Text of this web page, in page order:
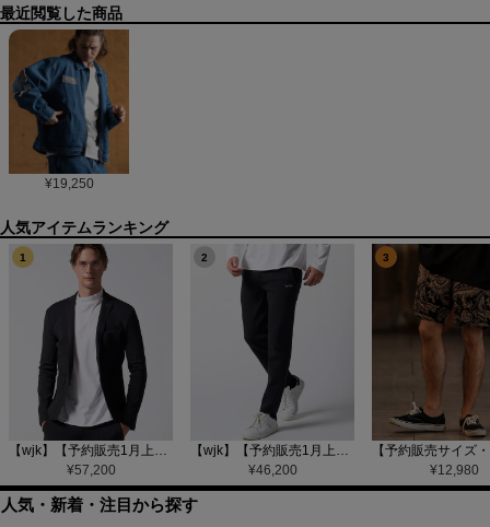
最近閲覧した商品
¥19,250
1
【wjk】【予約販売1月上旬～中旬入荷】function knit jacket(jacquard check) ニットジャケット(207 mw08j)
¥57,200
2
【wjk】【予約販売1月上旬～中旬入荷】function knit easy slacks(jacquard check) ニットイージーパンツ(504 mw08j)
¥46,200
3
¥12,980
人気・新着・注目から探す